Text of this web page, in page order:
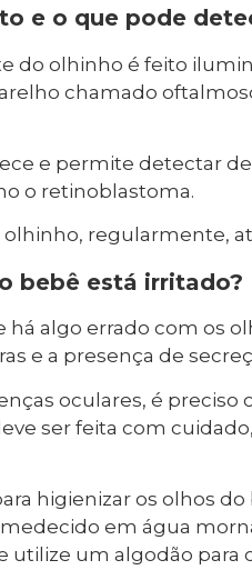
e o que pode
do olhinho é feito
chamado
e permite detectar
o retinoblastoma.
regularmente,
bebê está irritado?
algo errado com os
e a presença de
oculares, é preciso
ser feita com
higienizar os olhos do
em água
utilize um algodão para